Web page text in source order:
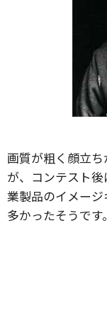
画質が粗く顔立
が、コンテスト
業製品のイメー
多かったそうです。